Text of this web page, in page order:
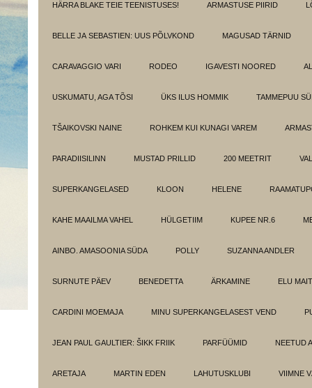
HÄRRA BLAKE TEIE TEENISTUSES! ARMASTUSE PIIRID
BELLE JA SEBASTIEN: UUS PÕLVKOND MAGUSAD TÄRNID
CARAVAGGIO VARI RODEO IGAVESTI NOORED
USKUMATU, AGA TÕSI ÜKS ILUS HOMMIK TAMMEPUU
TŠAIKOVSKI NAINE ROHKEM KUI KUNAGI VAREM
PARADIISILINN MUSTAD PRILLID 200 MEETRIT
SUPERKANGELASED KLOON HELENE
KAHE MAAILMA VAHEL HÜLGETIIM KUPEE NR.6
AINBO. AMASOONIA SÜDA POLLY SUZANNA ANDLER
SURNUTE PÄEV BENEDETTA ÄRKAMINE ELU
CARDINI MOEMAJA MINU SUPERKANGELASEST VEND
JEAN PAUL GAULTIER: ŠIKK FRIIK PARFÜÜMID NEETUD
ARETAJA MARTIN EDEN LAHUTUSKLUBI VIIMNE